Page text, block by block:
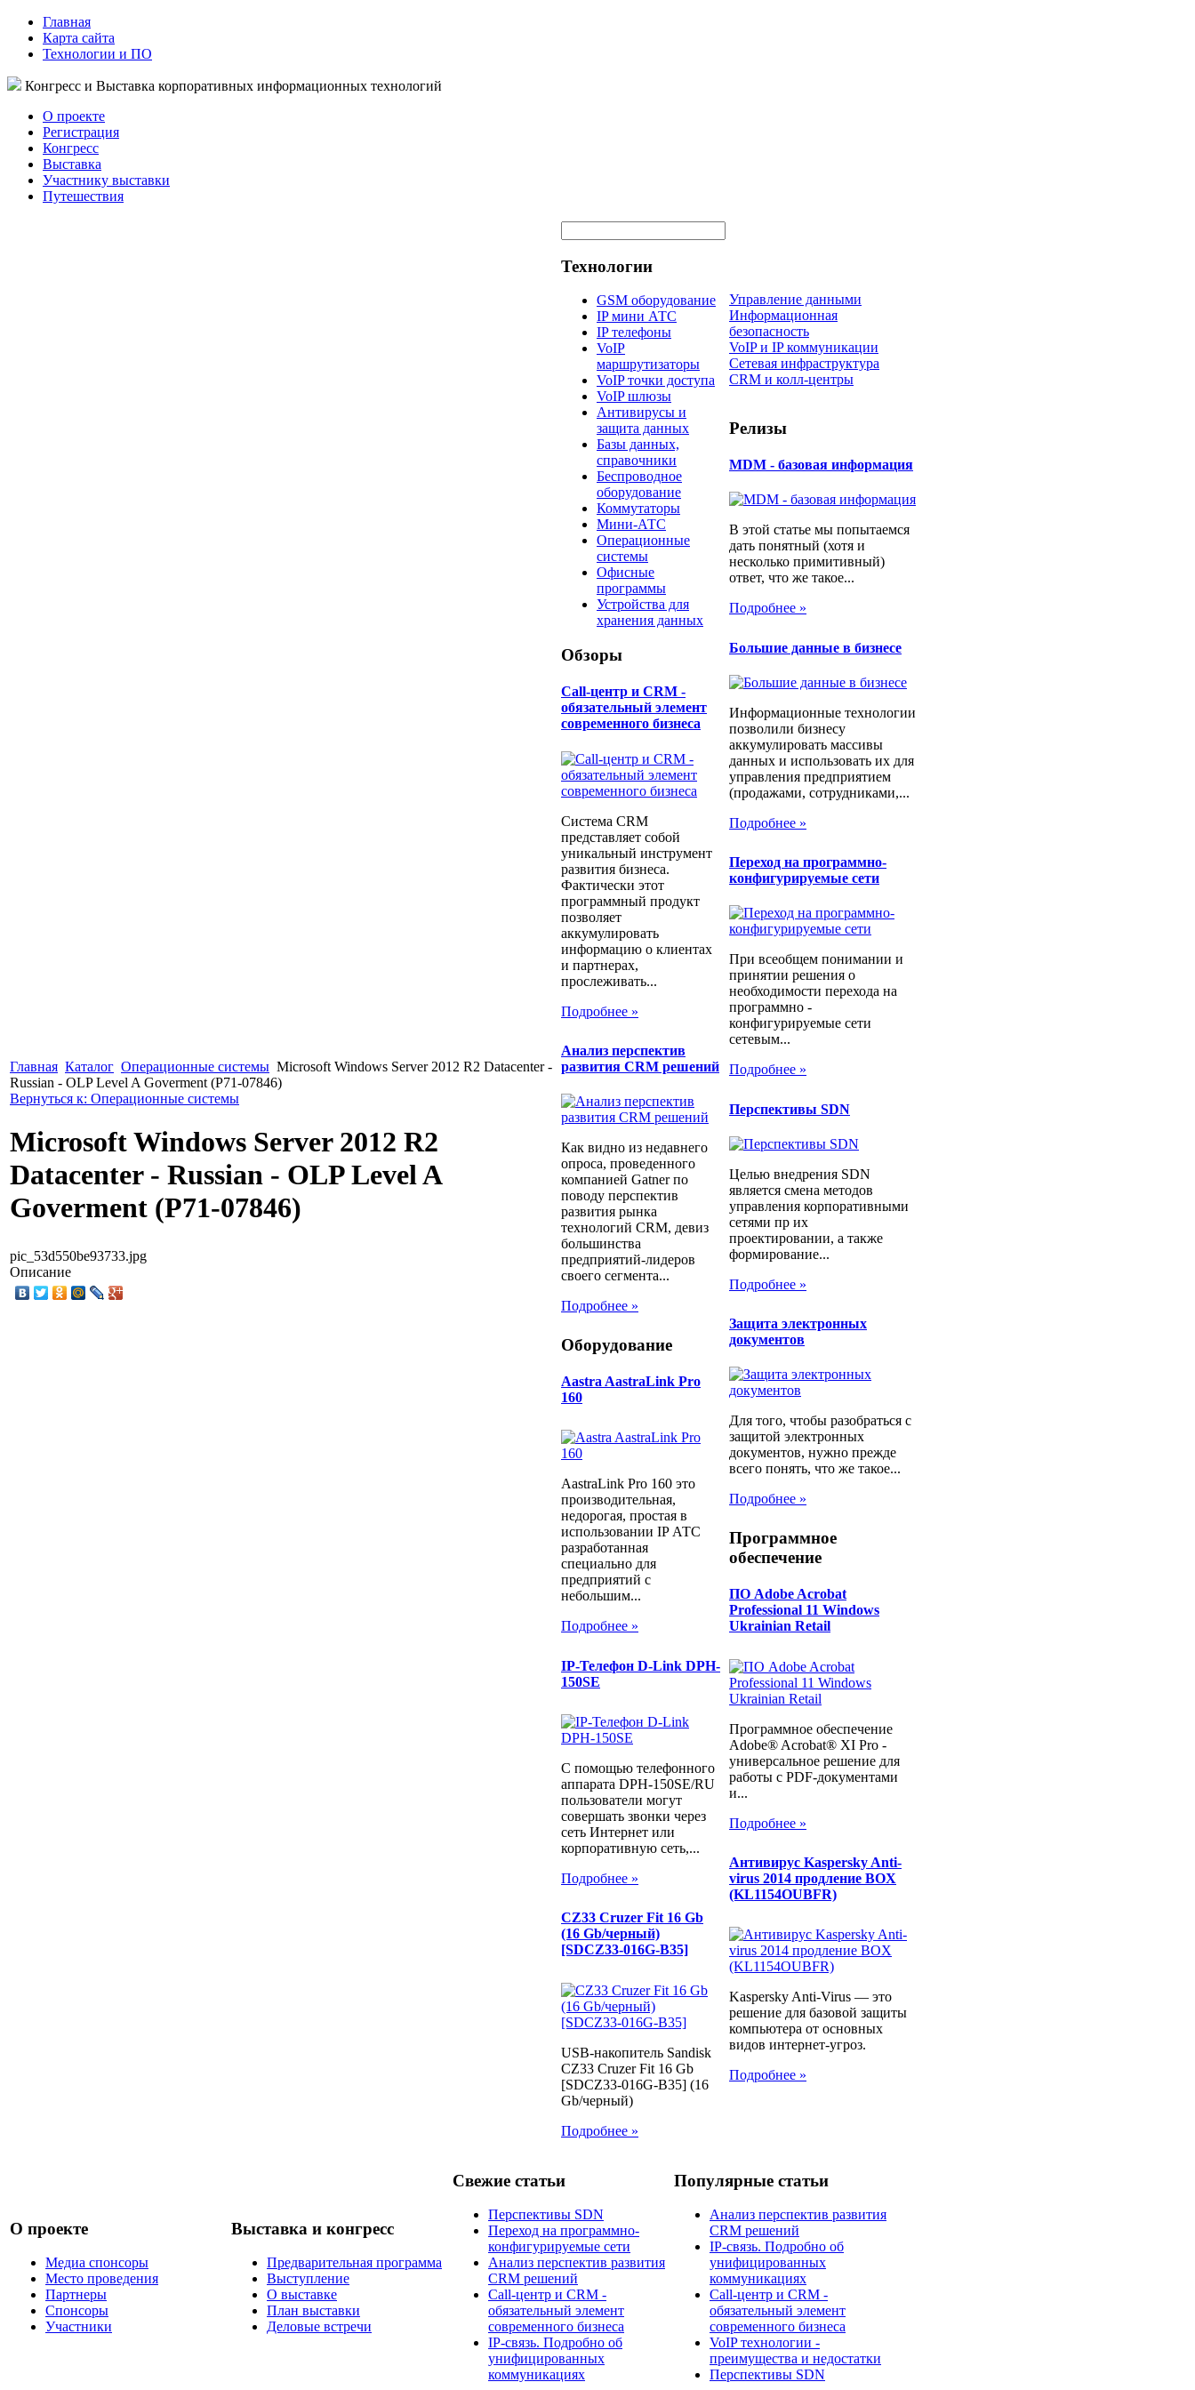
Главная
Карта сайта
Технологии и ПО
Конгресс и Выставка корпоративных информационных технологий
О проекте
Регистрация
Конгресс
Выставка
Участнику выставки
Путешествия
Главная Каталог Операционные системы Microsoft Windows Server 2012 R2 Datacenter -
Russian - OLP Level A Goverment (P71-07846)
Вернуться к: Операционные системы
Microsoft Windows Server 2012 R2
Datacenter - Russian - OLP Level A
Goverment (P71-07846)
pic_53d550be93733.jpg
Описание
Технологии
GSM оборудование
IP мини АТС
IP телефоны
VoIP
маршрутизаторы
VoIP точки доступа
VoIP шлюзы
Антивирусы и
защита данных
Базы данных,
справочники
Беспроводное
оборудование
Коммутаторы
Мини-АТС
Операционные
системы
Офисные
программы
Устройства для
хранения данных
Обзоры
Call-центр и CRM -
обязательный элемент
современного бизнеса
Система CRM
представляет собой
уникальный инструмент
развития бизнеса.
Фактически этот
программный продукт
позволяет
аккумулировать
информацию о клиентах
и партнерах,
прослеживать...
Подробнее »
Анализ перспектив
развития CRM решений
Как видно из недавнего
опроса, проведенного
компанией Gatner по
поводу перспектив
развития рынка
технологий CRM, девиз
большинства
предприятий-лидеров
своего сегмента...
Подробнее »
Оборудование
Aastra AastraLink Pro
160
AastraLink Pro 160 это
производительная,
недорогая, простая в
использовании IP АТС
разработанная
специально для
предприятий с
небольшим...
Подробнее »
IP-Телефон D-Link DPH-
150SE
С помощью телефонного
аппарата DPH-150SE/RU
пользователи могут
совершать звонки через
сеть Интернет или
корпоративную сеть,...
Подробнее »
CZ33 Cruzer Fit 16 Gb
(16 Gb/черный)
[SDCZ33-016G-B35]
USB-накопитель Sandisk
CZ33 Cruzer Fit 16 Gb
[SDCZ33-016G-B35] (16
Gb/черный)
Подробнее »
Управление данными
Информационная
безопасность
VoIP и IP коммуникации
Сетевая инфраструктура
CRM и колл-центры
Релизы
MDM - базовая информация
В этой статье мы попытаемся
дать понятный (хотя и
несколько примитивный)
ответ, что же такое...
Подробнее »
Большие данные в бизнесе
Информационные технологии
позволили бизнесу
аккумулировать массивы
данных и использовать их для
управления предприятием
(продажами, сотрудниками,...
Подробнее »
Переход на программно-
конфигурируемые сети
При всеобщем понимании и
принятии решения о
необходимости перехода на
программно -
конфигурируемые сети
сетевым...
Подробнее »
Перспективы SDN
Целью внедрения SDN
является смена методов
управления корпоративными
сетями пр их
проектировании, а также
формирование...
Подробнее »
Защита электронных
документов
Для того, чтобы разобраться с
защитой электронных
документов, нужно прежде
всего понять, что же такое...
Подробнее »
Программное
обеспечение
ПО Adobe Acrobat
Professional 11 Windows
Ukrainian Retail
Программное обеспечение
Adobe® Acrobat® XI Pro -
универсальное решение для
работы с PDF-документами
и...
Подробнее »
Антивирус Kaspersky Anti-
virus 2014 продление BOX
(KL1154OUBFR)
Kaspersky Anti-Virus — это
решение для базовой защиты
компьютера от основных
видов интернет-угроз.
Подробнее »
О проекте
Медиа спонсоры
Место проведения
Партнеры
Спонсоры
Участники
Выставка и конгресс
Предварительная программа
Выступление
О выставке
План выставки
Деловые встречи
Свежие статьи
Перспективы SDN
Переход на программно-
конфигурируемые сети
Анализ перспектив развития
CRM решений
Call-центр и CRM -
обязательный элемент
современного бизнеса
IP-связь. Подробно об
унифицированных
коммуникациях
Популярные статьи
Анализ перспектив развития
CRM решений
IP-связь. Подробно об
унифицированных
коммуникациях
Call-центр и CRM -
обязательный элемент
современного бизнеса
​VoIP технологии -
преимущества и недостатки
Перспективы SDN